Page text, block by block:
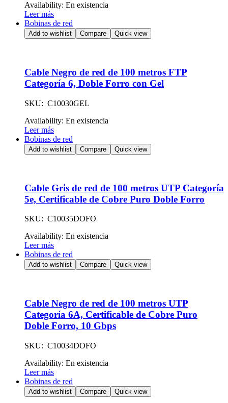
Availability: En existencia
Leer más
Bobinas de red
Add to wishlist Compare Quick view
Cable Negro de red de 100 metros FTP
Categoría 6, Doble Forro con Gel
SKU: C10030GEL
Availability: En existencia
Leer más
Bobinas de red
Add to wishlist Compare Quick view
Cable Gris de red de 100 metros UTP Categoría
5e, Certificable de Cobre Puro Doble Forro
SKU: C10035DOFO
Availability: En existencia
Leer más
Bobinas de red
Add to wishlist Compare Quick view
Cable Negro de red de 100 metros UTP
Categoría 6A, Certificable de Cobre Puro
Doble Forro, 10 Gbps
SKU: C10034DOFO
Availability: En existencia
Leer más
Bobinas de red
Add to wishlist Compare Quick view